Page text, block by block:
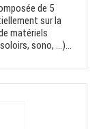
de 5
sur la
matériels
sono, …)...